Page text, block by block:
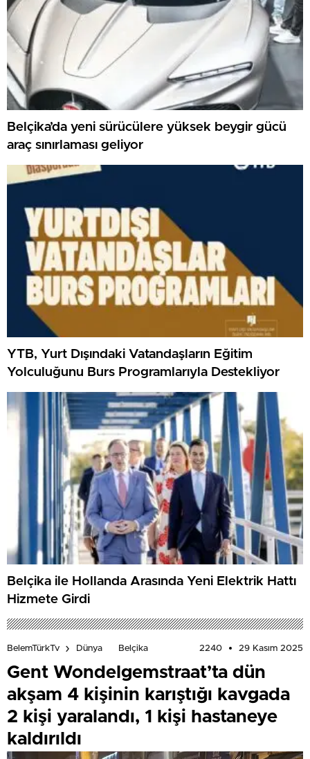
Belçika’da yeni sürücülere yüksek beygir gücü
araç sınırlaması geliyor
YTB, Yurt Dışındaki Vatandaşların Eğitim
Yolculuğunu Burs Programlarıyla Destekliyor
Belçika ile Hollanda Arasında Yeni Elektrik Hattı
Hizmete Girdi
BelemTürkTv Dünya Belçika 2240 29 Kasım 2025
Gent Wondelgemstraat’ta dün
akşam 4 kişinin karıştığı kavgada
2 kişi yaralandı, 1 kişi hastaneye
kaldırıldı